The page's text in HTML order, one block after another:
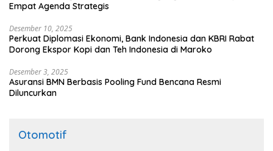
Empat Agenda Strategis
Desember 10, 2025
Perkuat Diplomasi Ekonomi, Bank Indonesia dan KBRI Rabat
Dorong Ekspor Kopi dan Teh Indonesia di Maroko
Desember 3, 2025
Asuransi BMN Berbasis Pooling Fund Bencana Resmi
Diluncurkan
Otomotif